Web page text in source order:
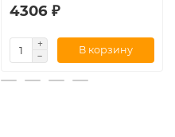
4306 ₽
В корзину